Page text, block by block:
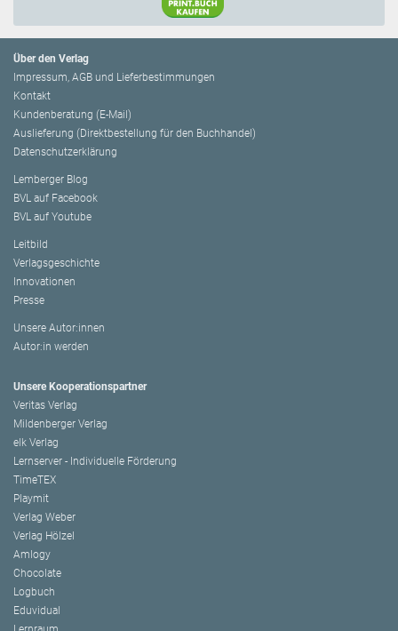
Über den Verlag
Impressum, AGB und Lieferbestimmungen
Kontakt
Kundenberatung (E-Mail)
Auslieferung (Direktbestellung für den Buchhandel)
Datenschutzerklärung
Lemberger Blog
BVL auf Facebook
BVL auf Youtube
Leitbild
Verlagsgeschichte
Innovationen
Presse
Unsere Autor:innen
Autor:in werden
Unsere Kooperationspartner
Veritas Verlag
Mildenberger Verlag
elk Verlag
Lernserver - Individuelle Förderung
TimeTEX
Playmit
Verlag Weber
Verlag Hölzel
Amlogy
Chocolate
Logbuch
Eduvidual